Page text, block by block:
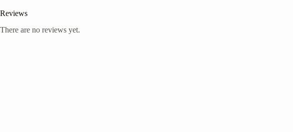
Reviews
There are no reviews yet.